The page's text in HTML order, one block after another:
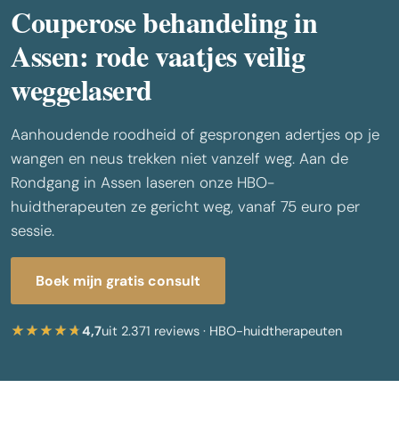
Couperose behandeling in
Assen: rode vaatjes veilig
weggelaserd
Aanhoudende roodheid of gesprongen adertjes op je
wangen en neus trekken niet vanzelf weg. Aan de
Rondgang in Assen laseren onze HBO-
huidtherapeuten ze gericht weg, vanaf 75 euro per
sessie.
Boek mijn gratis consult
4,7uit 2.371 reviews · HBO-huidtherapeuten